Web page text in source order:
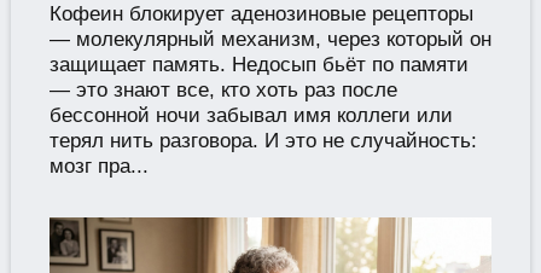
Кофеин блокирует аденозиновые рецепторы
— молекулярный механизм, через который он
защищает память. Недосып бьёт по памяти
— это знают все, кто хоть раз после
бессонной ночи забывал имя коллеги или
терял нить разговора. И это не случайность:
мозг пра...